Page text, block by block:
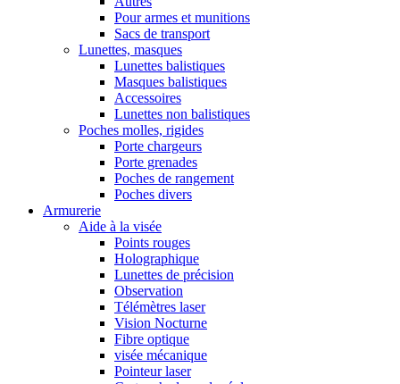
Pour armes et munitions
Sacs de transport
Lunettes, masques
Lunettes balistiques
Masques balistiques
Accessoires
Lunettes non balistiques
Poches molles, rigides
Porte chargeurs
Porte grenades
Poches de rangement
Poches divers
Armurerie
Aide à la visée
Points rouges
Holographique
Lunettes de précision
Observation
Télémètres laser
Vision Nocturne
Fibre optique
visée mécanique
Pointeur laser